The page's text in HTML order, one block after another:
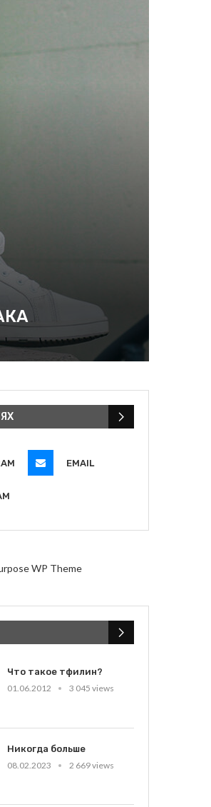
EMAIL
Что такое тфилин?
01.06.2012
3 045 views
Никогда больше
08.02.2023
2 669 views